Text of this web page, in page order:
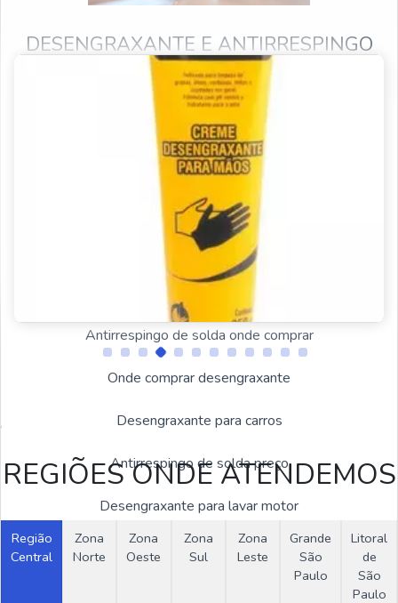
DESENGRAXANTE E ANTIRRESPINGO
PRODUTOS RELACIONADOS
Desengraxante industrial
Desengraxante para motor
Desengraxante biodegradável
Desengraxante alcalino
Antirrespingo de solda com silicone
Antirrespingo de solda onde comprar
Onde comprar desengraxante
Desengraxante para carros
Antirrespingo de solda preço
Desengraxante para lavar motor
Desengraxante limpeza pesada
OUTRAS CATEGORIAS
disponível livremente na internet
REGIÕES ONDE ATENDEMOS
Região
Central
Zona
Norte
Zona
Oeste
Zona
Sul
Zona
Leste
Grande
São
Paulo
Litoral
de
São
Paulo